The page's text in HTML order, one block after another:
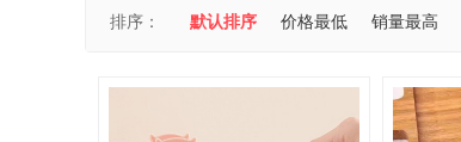
排序： 默认排序 价格最低 销量最高